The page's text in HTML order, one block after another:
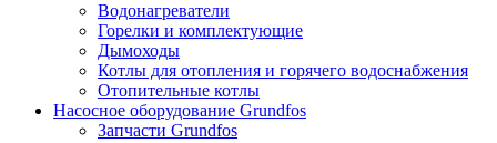
Водонагреватели
Горелки и комплектующие
Дымоходы
Котлы для отопления и горячего водоснабжения
Отопительные котлы
Насосное оборудование Grundfos
Запчасти Grundfos